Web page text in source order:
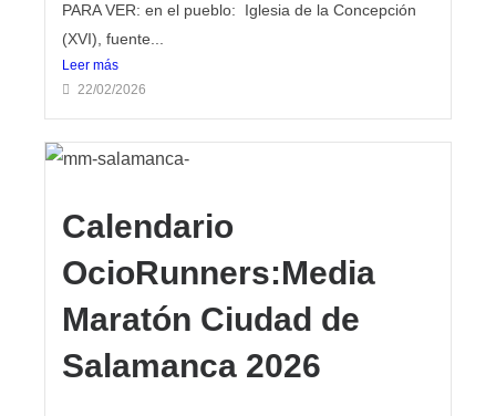
PARA VER: en el pueblo: Iglesia de la Concepción
(XVI), fuente...
Leer más
22/02/2026
Calendario
OcioRunners:Media
Maratón Ciudad de
Salamanca 2026